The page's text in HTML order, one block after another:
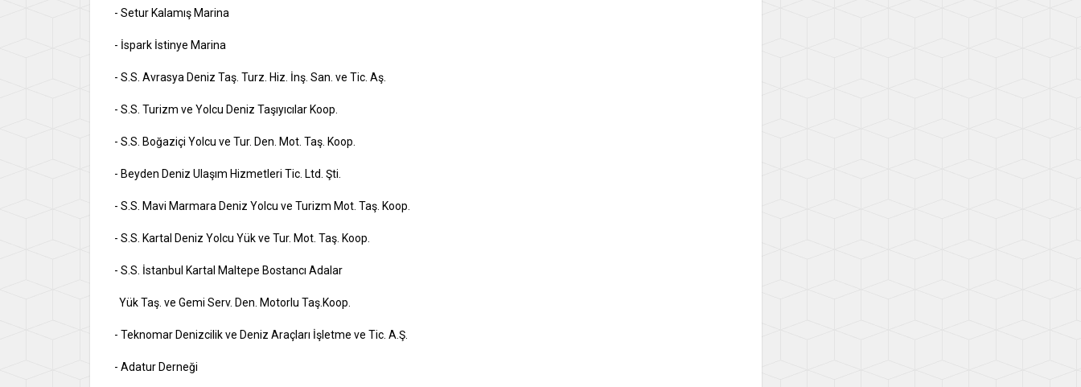
- Setur Kalamış Marina
- İspark İstinye Marina
- S.S. Avrasya Deniz Taş. Turz. Hiz. İnş. San. ve Tic. Aş.
- S.S. Turizm ve Yolcu Deniz Taşıyıcılar Koop.
- S.S. Boğaziçi Yolcu ve Tur. Den. Mot. Taş. Koop.
- Beyden Deniz Ulaşım Hizmetleri Tic. Ltd. Şti.
- S.S. Mavi Marmara Deniz Yolcu ve Turizm Mot. Taş. Koop.
- S.S. Kartal Deniz Yolcu Yük ve Tur. Mot. Taş. Koop.
- S.S. İstanbul Kartal Maltepe Bostancı Adalar
Yük Taş. ve Gemi Serv. Den. Motorlu Taş.Koop.
- Teknomar Denizcilik ve Deniz Araçları İşletme ve Tic. A.Ş.
- Adatur Derneği